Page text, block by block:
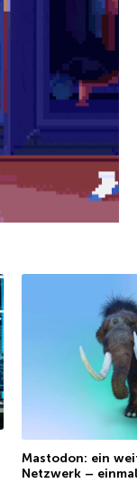
Mastodon: ein
Netzwerk –